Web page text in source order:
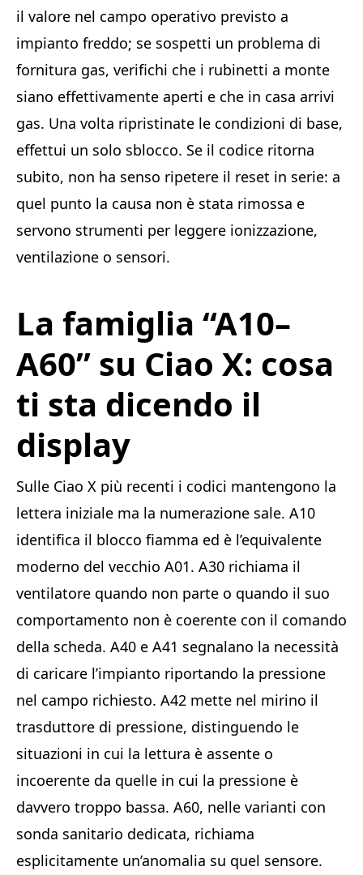
il valore nel campo operativo previsto a
impianto freddo; se sospetti un problema di
fornitura gas, verifichi che i rubinetti a monte
siano effettivamente aperti e che in casa arrivi
gas. Una volta ripristinate le condizioni di base,
effettui un solo sblocco. Se il codice ritorna
subito, non ha senso ripetere il reset in serie: a
quel punto la causa non è stata rimossa e
servono strumenti per leggere ionizzazione,
ventilazione o sensori.
La famiglia “A10–
A60” su Ciao X: cosa
ti sta dicendo il
display
Sulle Ciao X più recenti i codici mantengono la
lettera iniziale ma la numerazione sale. A10
identifica il blocco fiamma ed è l’equivalente
moderno del vecchio A01. A30 richiama il
ventilatore quando non parte o quando il suo
comportamento non è coerente con il comando
della scheda. A40 e A41 segnalano la necessità
di caricare l’impianto riportando la pressione
nel campo richiesto. A42 mette nel mirino il
trasduttore di pressione, distinguendo le
situazioni in cui la lettura è assente o
incoerente da quelle in cui la pressione è
davvero troppo bassa. A60, nelle varianti con
sonda sanitario dedicata, richiama
esplicitamente un’anomalia su quel sensore.